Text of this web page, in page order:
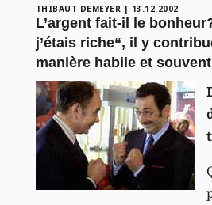
THIBAUT DEMEYER | 13.12.2002
L’argent fait-il le
j’étais riche“, il y
manière habile et